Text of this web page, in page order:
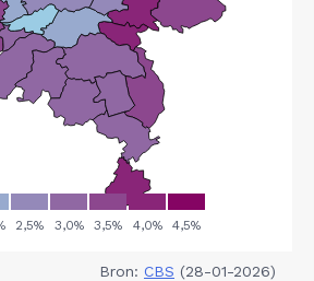
Bron: CBS (28-01-2026)